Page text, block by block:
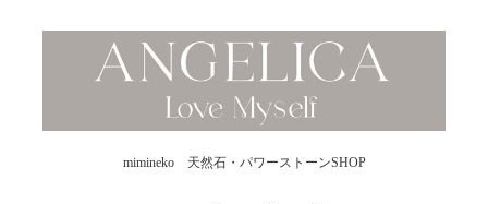
mimineko 天然石・パワーストーンSHOP